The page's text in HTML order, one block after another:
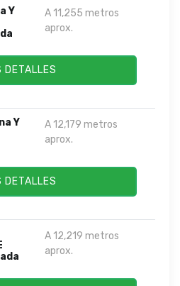
Y
A 11,255 metros
aprox.
DETALLES
Y
A 12,179 metros
aprox.
DETALLES
A 12,219 metros
aprox.